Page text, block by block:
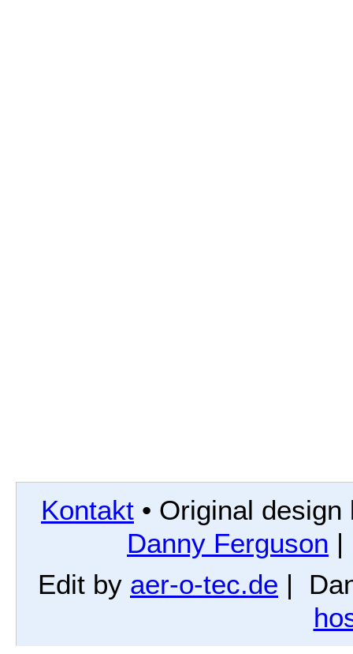
Kontakt • Original
Danny Ferguson |
Edit by aer-o-tec.de |